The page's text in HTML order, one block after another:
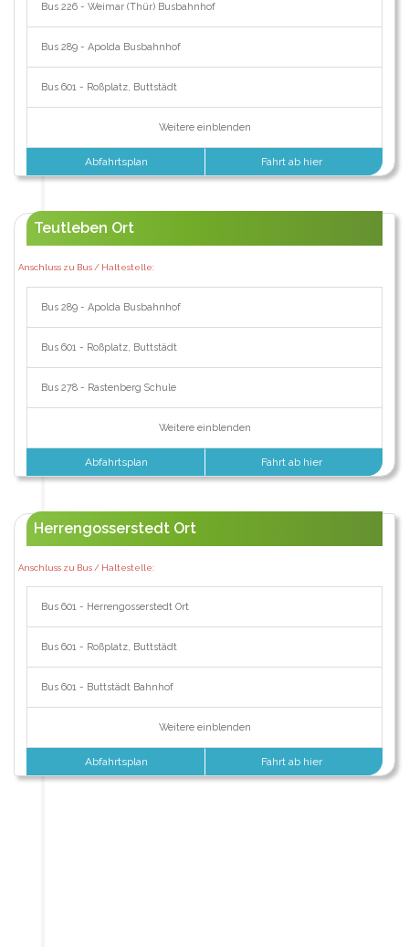
Bus 226 - Weimar (Thür) Busbahnhof
Bus 289 - Apolda Busbahnhof
Bus 601 - Roßplatz, Buttstädt
Weitere einblenden
Abfahrtsplan Fahrt ab hier
Teutleben Ort
Anschluss zu Bus / Haltestelle:
Bus 289 - Apolda Busbahnhof
Bus 601 - Roßplatz, Buttstädt
Bus 278 - Rastenberg Schule
Weitere einblenden
Abfahrtsplan Fahrt ab hier
Herrengosserstedt Ort
Anschluss zu Bus / Haltestelle:
Bus 601 - Herrengosserstedt Ort
Bus 601 - Roßplatz, Buttstädt
Bus 601 - Buttstädt Bahnhof
Weitere einblenden
Abfahrtsplan Fahrt ab hier